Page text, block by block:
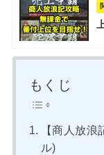
もくじ
【商人放
ル)